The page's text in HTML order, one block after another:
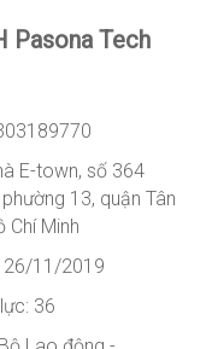
Pasona Tech
E-town, số 364
13, quận Tân
Chí Minh
26/11/2019
36